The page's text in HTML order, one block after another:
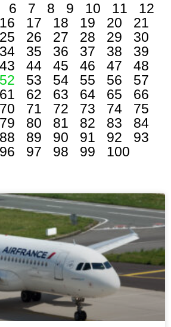
6 7 8 9 10 11
12
16 17 18 19 20
21
25 26 27 28 29
30
34 35 36 37 38
39
43 44 45 46 47
48
52 53 54 55 56
57
61 62 63 64 65
66
70 71 72 73 74
75
79 80 81 82 83
84
88 89 90 91 92
93
96 97 98 99 100